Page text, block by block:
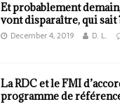
Et probablement
vont disparaître, qui sait
December 4, 2019 D. L.
La RDC et le FMI
programme de